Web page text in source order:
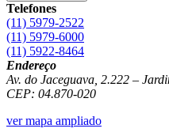
Telefones
(11) 5979-2522
(11) 5979-6000
(11) 5922-8464
Endereço
Av. do Jaceguava, 2.222 –
CEP: 04.870-020
ver mapa ampliado